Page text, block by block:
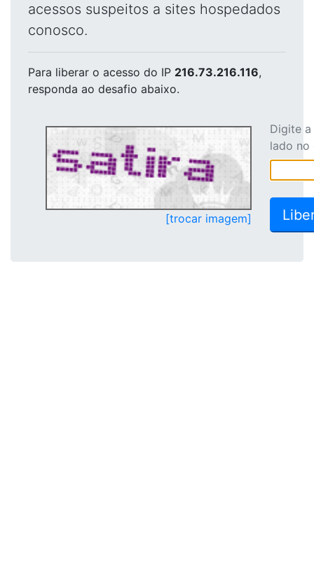
acessos suspeitos a sites hospedados
conosco.
Para liberar o acesso do IP 216.73.216.116,
responda ao desafio abaixo.
[trocar imagem]
Digite
lado no